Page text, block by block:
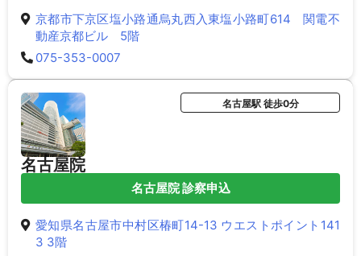
京都市下京区塩小路通烏丸西入東塩小路町614 関電不
動産京都ビル 5階
075-353-0007
名古屋院
名古屋駅 徒歩0分
名古屋院 診察申込
愛知県名古屋市中村区椿町14-13 ウエストポイント141
3 3階